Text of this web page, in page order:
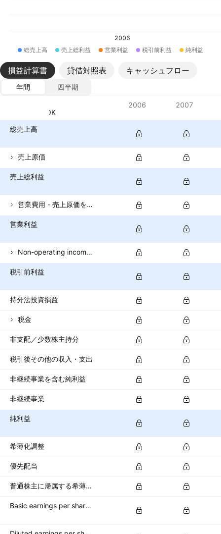
2006
総売上高
売上総利益 営業利益 税引前利益 純利益
損益計算書 貸借対照表 キャッシュフロー
年間
四半期
通貨: NOK
2006 2007
総売上高
売上原価
売上総利益
営業費用 - 売上原価を除く
営業利益
Non-operating income (total)
税引前利益
持分法投資損益
税金
非支配／少数株主持分
税引後その他の収入・支出
非継続事業を含む純利益
非継続事業
純利益
希薄化調整
優先配当
普通株主に帰属する希薄化純利益
Basic earnings per share (basic EPS)